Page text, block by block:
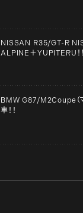
NISSAN R35/GT-R
ALPINE＋YUPITERU！！
BMW G87/M2Coupe（
車！！